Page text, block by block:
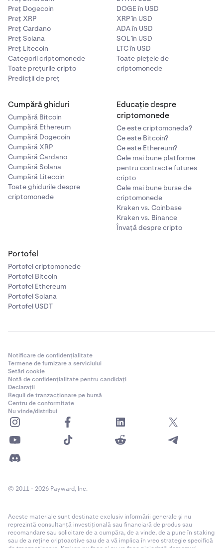
Preț Dogecoin
Preț XRP
Preț Cardano
Preț Solana
Preț Litecoin
Categorii criptomonede
Toate prețurile cripto
Predicții de preț
DOGE în USD
XRP în USD
ADA în USD
SOL în USD
LTC în USD
Toate piețele de
criptomonede
Cumpără ghiduri
Cumpără Bitcoin
Cumpără Ethereum
Cumpără Dogecoin
Cumpără XRP
Cumpără Cardano
Cumpără Solana
Cumpără Litecoin
Toate ghidurile despre
criptomonede
Educație despre
criptomonede
Ce este criptomoneda?
Ce este Bitcoin?
Ce este Ethereum?
Cele mai bune platforme
pentru contracte futures
cripto
Cele mai bune burse de
criptomonede
Kraken vs. Coinbase
Kraken vs. Binance
Învață despre cripto
Portofel
Portofel criptomonede
Portofel Bitcoin
Portofel Ethereum
Portofel Solana
Portofel USDT
Notificare de confidențialitate
Termene de furnizare a serviciului
Setări cookie
Notă de confidențialitate pentru candidați
Declarații
Reguli de tranzacționare pe bursă
Centru de conformitate
Nu vinde/distribui
© 2011 - 2026 Payward, Inc.
Aceste materiale sunt destinate exclusiv informării generale și nu
reprezintă consultanță investițională sau financiară de produs sau
recomandare sau solicitare de a cumpăra, de a vinde, de a pune în staking
sau de a reține criptoactive sau de a vă implica în vreo strategie specifică